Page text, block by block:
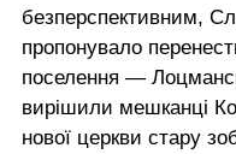
безперспективним,
пропонувало
поселення —
вирішили мешканці
нової церкви стару